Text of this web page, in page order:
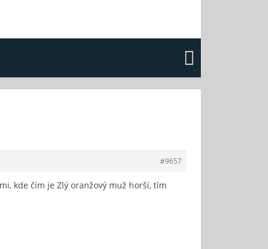
#9657
kde čím je Zlý oranžový muž horší, tím